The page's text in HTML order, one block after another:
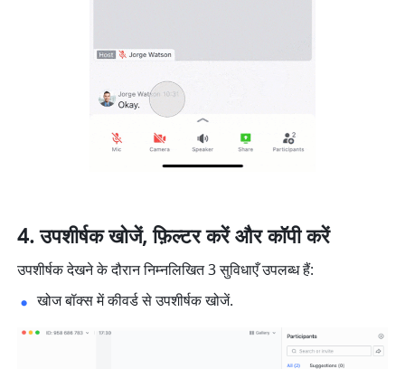
उपशीर्षक खोजें, फ़िल्टर करें और कॉपी करें
उपशीर्षक देखने के दौरान निम्नलिखित 3 सुविधाएँ उपलब्ध हैं:
खोज बॉक्स में कीवर्ड से उपशीर्षक खोजें.